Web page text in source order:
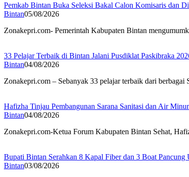
Pemkab Bintan Buka Seleksi Bakal Calon Komisaris dan
Bintan05/08/2026
Zonakepri.com- Pemerintah Kabupaten Bintan
33 Pelajar Terbaik di Bintan Jalani Pusdiklat Paskibraka
Bintan04/08/2026
Zonakepri.com – Sebanyak 33 pelajar terbaik dari
Hafizha Tinjau Pembangunan Sarana Sanitasi dan Air
Bintan04/08/2026
Zonakepri.com-Ketua Forum Kabupaten Bintan Sehat,
Bupati Bintan Serahkan 8 Kapal Fiber dan 3 Boat
Bintan03/08/2026